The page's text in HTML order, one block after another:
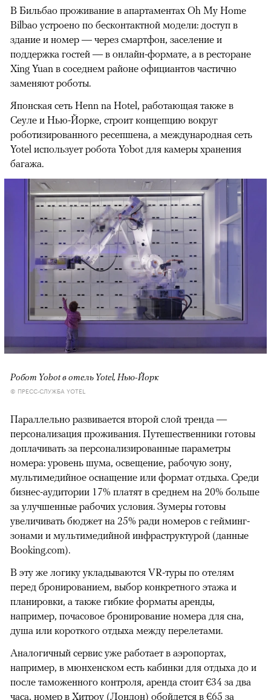
В Бильбао проживание в апартаментах Oh My Home
Bilbao устроено по бесконтактной модели: доступ в
здание и номер — через смартфон, заселение и
поддержка гостей — в онлайн-формате, а в ресторане
Xing Yuan в соседнем районе официантов частично
заменяют роботы.
Японская сеть Henn na Hotel, работающая также в
Сеуле и Нью-Йорке, строит концепцию вокруг
роботизированного ресепшена, а международная сеть
Yotel использует робота Yobot для камеры хранения
багажа.
Робот Yobot в отель Yotel, Нью-Йорк
© ПРЕСС-СЛУЖБА YOTEL
Параллельно развивается второй слой тренда —
персонализация проживания. Путешественники готовы
доплачивать за персонализированные параметры
номера: уровень шума, освещение, рабочую зону,
мультимедийное оснащение или формат отдыха. Среди
бизнес-аудитории 17% платят в среднем на 20% больше
за улучшенные рабочих условия. Зумеры готовы
увеличивать бюджет на 25% ради номеров с гейминг-
зонами и мультимедийной инфраструктурой (данные
Booking.com).
В эту же логику укладываются VR-туры по отелям
перед бронированием, выбор конкретного этажа и
планировки, а также гибкие форматы аренды,
например, почасовое бронирование номера для сна,
душа или короткого отдыха между перелетами.
Аналогичный сервис уже работает в аэропортах,
например, в мюнхенском есть кабинки для отдыха до и
после таможенного контроля, аренда стоит €34 за два
часа, номер в Хитроу (Лондон) обойдется в €65 за